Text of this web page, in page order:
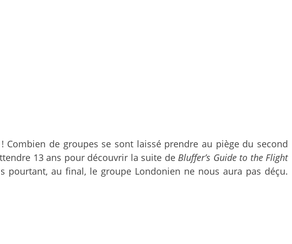
de groupes se sont laissé prendre au piège du second
13 ans pour découvrir la suite de Bluffer’s Guide to the Flight
au final, le groupe Londonien ne nous aura pas déçu.